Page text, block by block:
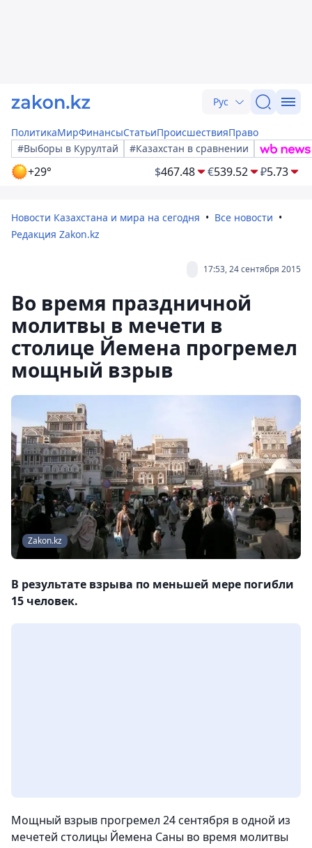
Рус
ПолитикаМирФинансыСтатьиПроисшествияПраво
#Выборы в Курултай
#Казахстан в сравнении
+29° $467.48 €539.52 ₽5.73
Новости Казахстана и мира на сегодня
Все новости
Редакция Zakon.kz
17:53, 24 сентября 2015
Во время праздничной
молитвы в мечети в
столице Йемена прогремел
мощный взрыв
Zakon.kz
В результате взрыва по меньшей мере погибли
15 человек.
Мощный взрыв прогремел 24 сентября в одной из
мечетей столицы Йемена Саны во время молитвы